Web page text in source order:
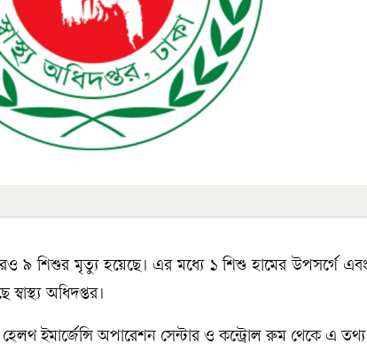
৯ শিশুর মৃত্যু হয়েছে। এর মধ্যে ১ শিশু হামের উপসর্গে
অধিদপ্তর।
হেলথ ইমার্জেন্সি অপারেশন সেন্টার ও কন্ট্রোল রুম থেকে এ